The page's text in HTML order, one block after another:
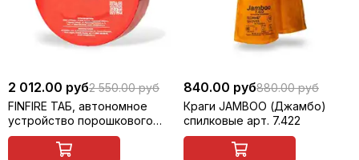
2 012.00 руб2 550.00 руб
FINFIRE ТАБ, автономное
устройство порошкового
пожаротушения (АУПП)
840.00 руб880.00 руб
Краги JAMBOO (Джамбо)
спилковые арт. 7.422